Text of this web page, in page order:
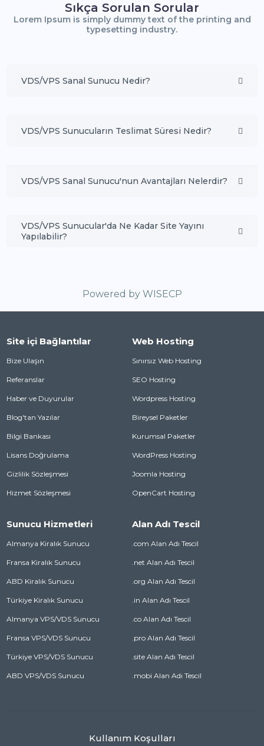
Sıkça Sorulan Sorular
Lorem Ipsum is simply dummy text of the printing and
typesetting industry.
VDS/VPS Sanal Sunucu Nedir?
VDS/VPS Sunucuların Teslimat Süresi Nedir?
VDS/VPS Sanal Sunucu'nun Avantajları Nelerdir?
VDS/VPS Sunucular'da Ne Kadar Site Yayını
Yapılabilir?
Powered by WISECP
Site içi Bağlantılar
Bize Ulaşın
Referanslar
Haber ve Duyurular
Blog'tan Yazılar
Bilgi Bankası
Lisans Doğrulama
Gizlilik Sözleşmesi
Hizmet Sözleşmesi
Web Hosting
Sınırsız Web Hosting
SEO Hosting
Wordpress Hosting
Bireysel Paketler
Kurumsal Paketler
WordPress Hosting
Joomla Hosting
OpenCart Hosting
Sunucu Hizmetleri
Almanya Kiralık Sunucu
Fransa Kiralık Sunucu
ABD Kiralık Sunucu
Türkiye Kiralık Sunucu
Almanya VPS/VDS Sunucu
Fransa VPS/VDS Sunucu
Türkiye VPS/VDS Sunucu
ABD VPS/VDS Sunucu
Alan Adı Tescil
.com Alan Adı Tescil
.net Alan Adı Tescil
.org Alan Adı Tescil
.in Alan Adı Tescil
.co Alan Adı Tescil
.pro Alan Adı Tescil
.site Alan Adı Tescil
.mobi Alan Adı Tescil
Kullanım Koşulları